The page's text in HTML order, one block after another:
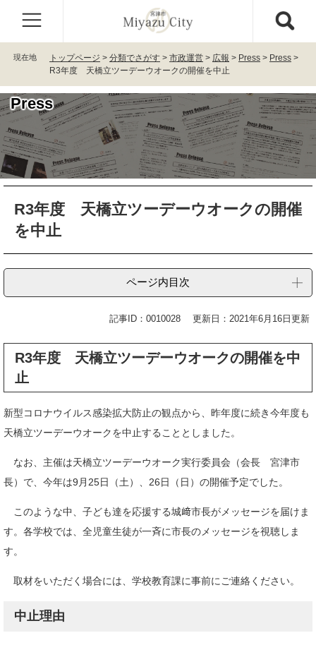
で
す
。
ば
し
て
本
文
へ
現在地 トップページ > 分類でさがす > 市政運営 > 広報 > Press > Press >
R3年度 天橋立ツーデーウオークの開催を中止
Press
R3年度 天橋立ツーデーウオークの開催
を中止
ページ内目次
記事ID：0010028 更新日：2021年6月16日更新
R3年度 天橋立ツーデーウオークの開催を中
止
新型コロナウイルス感染拡大防止の観点から、昨年度に続き今年度も
天橋立ツーデーウオークを中止することとしました。
なお、主催は天橋立ツーデーウオーク実行委員会（会長 宮津市
長）で、今年は9月25日（土）、26日（日）の開催予定でした。
このような中、子ども達を応援する城﨑市長がメッセージを届けま
す。各学校では、全児童生徒が一斉に市長のメッセージを視聴しま
す。
取材をいただく場合には、学校教育課に事前にご連絡ください。
中止理由